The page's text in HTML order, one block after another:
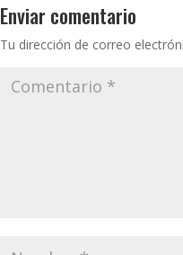
Enviar comentario
Tu dirección de correo